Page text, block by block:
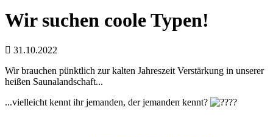
Wir suchen coole Typen!
31.10.2022
Wir brauchen pünktlich zur kalten Jahreszeit Verstärkung in unserer
heißen Saunalandschaft...
...vielleicht kennt ihr jemanden, der jemanden kennt?